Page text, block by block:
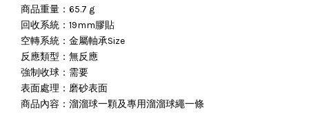
商品重量：65.7 g
回收系統：19mm膠貼
空轉系統：金屬軸承Size
反應類型：無反應
強制收球：需要
表面處理：磨砂表面
商品內容：溜溜球一顆及專用溜溜球繩一條